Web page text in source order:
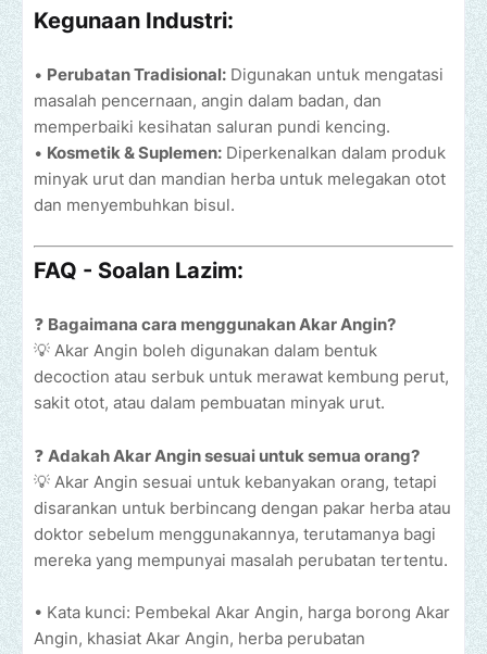
Kegunaan Industri:
• Perubatan Tradisional: Digunakan untuk mengatasi
masalah pencernaan, angin dalam badan, dan
memperbaiki kesihatan saluran pundi kencing.
• Kosmetik & Suplemen: Diperkenalkan dalam produk
minyak urut dan mandian herba untuk melegakan otot
dan menyembuhkan bisul.
FAQ - Soalan Lazim:
❓ Bagaimana cara menggunakan Akar Angin?
💡 Akar Angin boleh digunakan dalam bentuk
decoction atau serbuk untuk merawat kembung perut,
sakit otot, atau dalam pembuatan minyak urut.
❓ Adakah Akar Angin sesuai untuk semua orang?
💡 Akar Angin sesuai untuk kebanyakan orang, tetapi
disarankan untuk berbincang dengan pakar herba atau
doktor sebelum menggunakannya, terutamanya bagi
mereka yang mempunyai masalah perubatan tertentu.
• Kata kunci: Pembekal Akar Angin, harga borong Akar
Angin, khasiat Akar Angin, herba perubatan